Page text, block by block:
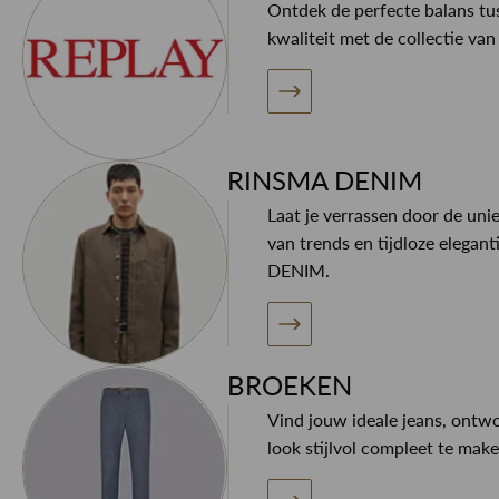
Ontdek de perfecte balans
kwaliteit met de collectie van
RINSMA DENIM
Laat je verrassen door de
van trends en tijdloze
DENIM.
BROEKEN
Vind jouw ideale jeans,
look stijlvol compleet te